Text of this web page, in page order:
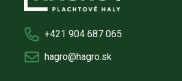
+421 904 687 065
hagro@hagro.sk